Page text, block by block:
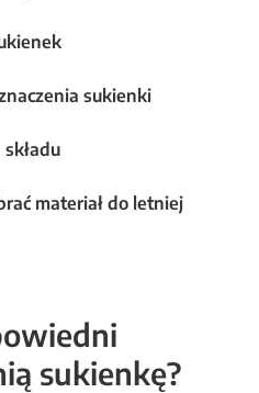
sukienki
materiał do letniej
sukienkę?